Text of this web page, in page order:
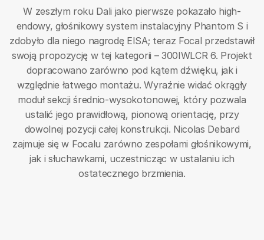
W zeszłym roku Dali jako pierwsze pokazało high-
endowy, głośnikowy system instalacyjny Phantom S i
zdobyło dla niego nagrodę EISA; teraz Focal przedstawił
swoją propozycję w tej kategorii – 300IWLCR 6. Projekt
dopracowano zarówno pod kątem dźwięku, jak i
względnie łatwego montażu. Wyraźnie widać okrągły
moduł sekcji średnio-wysokotonowej, który pozwala
ustalić jego prawidłową, pionową orientację, przy
dowolnej pozycji całej konstrukcji. Nicolas Debard
zajmuje się w Focalu zarówno zespołami głośnikowymi,
jak i słuchawkami, uczestnicząc w ustalaniu ich
ostatecznego brzmienia.